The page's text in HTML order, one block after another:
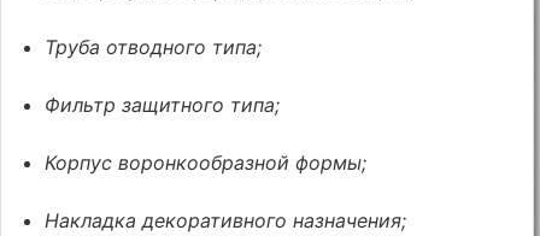
Труба отводного типа;
Фильтр защитного типа;
Корпус воронкообразной формы;
Накладка декоративного назначения;